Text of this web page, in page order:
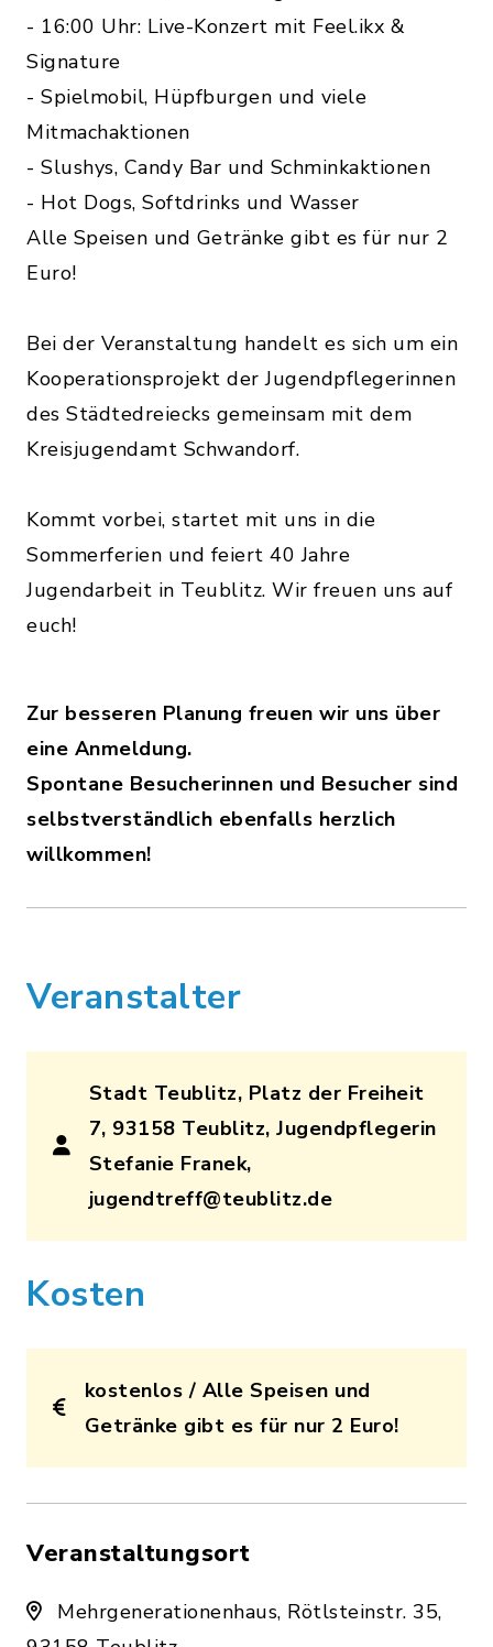
- 16:00 Uhr: Live-Konzert mit Feel.ikx &
Signature
- Spielmobil, Hüpfburgen und viele
Mitmachaktionen
- Slushys, Candy Bar und Schminkaktionen
- Hot Dogs, Softdrinks und Wasser
Alle Speisen und Getränke gibt es für nur 2
Euro!
Bei der Veranstaltung handelt es sich um ein
Kooperationsprojekt der Jugendpflegerinnen
des Städtedreiecks gemeinsam mit dem
Kreisjugendamt Schwandorf.
Kommt vorbei, startet mit uns in die
Sommerferien und feiert 40 Jahre
Jugendarbeit in Teublitz. Wir freuen uns auf
euch!
Zur besseren Planung freuen wir uns über
eine Anmeldung.
Spontane Besucherinnen und Besucher sind
selbstverständlich ebenfalls herzlich
willkommen!
Veranstalter
Stadt Teublitz, Platz der Freiheit
7, 93158 Teublitz, Jugendpflegerin
Stefanie Franek,
jugendtreff@teublitz.de
Kosten
kostenlos / Alle Speisen und
Getränke gibt es für nur 2 Euro!
Veranstaltungsort
Mehrgenerationenhaus, Rötlsteinstr. 35,